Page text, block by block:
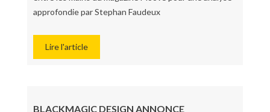
approfondie par Stephan Faudeux
Lire l'article
BLACKMAGIC DESIGN ANNONCE